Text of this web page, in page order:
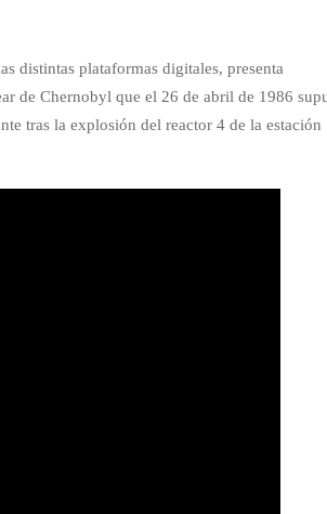
distintas plataformas digitales, presenta
de Chernobyl que el 26 de abril de 1986
tras la explosión del reactor 4 de la estación